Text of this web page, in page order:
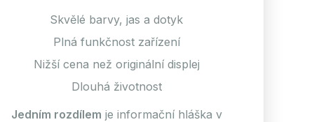
Skvělé barvy, jas a dotyk
Plná funkčnost zařízení
Nižší cena než originální displej
Dlouhá životnost
Jedním rozdílem je informační hláška v